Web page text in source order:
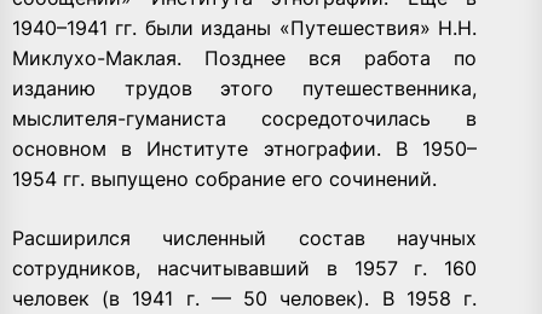
1940–1941 гг. были изданы «Путешествия» Н.Н.
Миклухо-Маклая. Позднее вся работа по
изданию трудов этого путешественника,
мыслителя-гуманиста сосредоточилась в
основном в Институте этнографии. В 1950–
1954 гг. выпущено собрание его сочинений.
Расширился численный состав научных
сотрудников, насчитывавший в 1957 г. 160
человек (в 1941 г. — 50 человек). В 1958 г.